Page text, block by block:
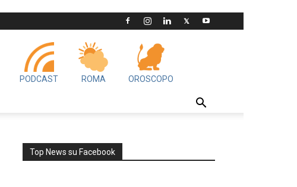
PODCAST ROMA OROSCOPO
Top News su Facebook